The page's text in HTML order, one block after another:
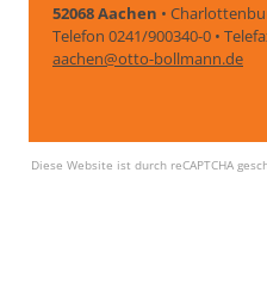
52068 Aachen •
Telefon 0241/900340-0 •
aachen@otto-bollmann.de
Diese Website ist durch reCAPTCHA